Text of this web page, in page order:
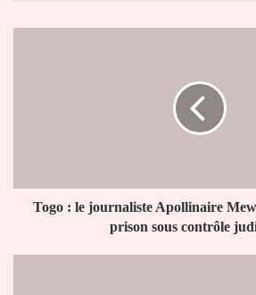
prison
sousTogo : le journaliste Apollinaire
prison sous contrôle